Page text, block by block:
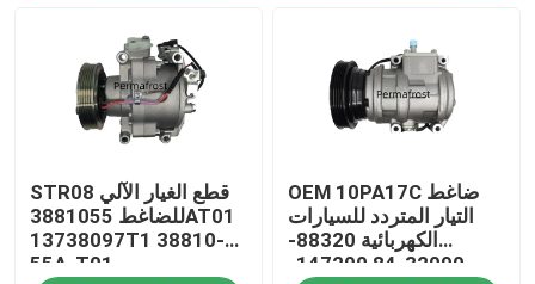
STR08 قطع الغيار الآلي
للضاغط 3881055AT01
13738097T1 38810-
55A-T01
OEM 10PA17C ضاغط
التيار المتردد للسيارات
الكهربائية 88320-